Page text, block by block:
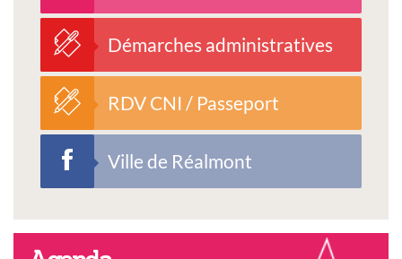
Démarches administratives
RDV CNI / Passeport
Ville de Réalmont